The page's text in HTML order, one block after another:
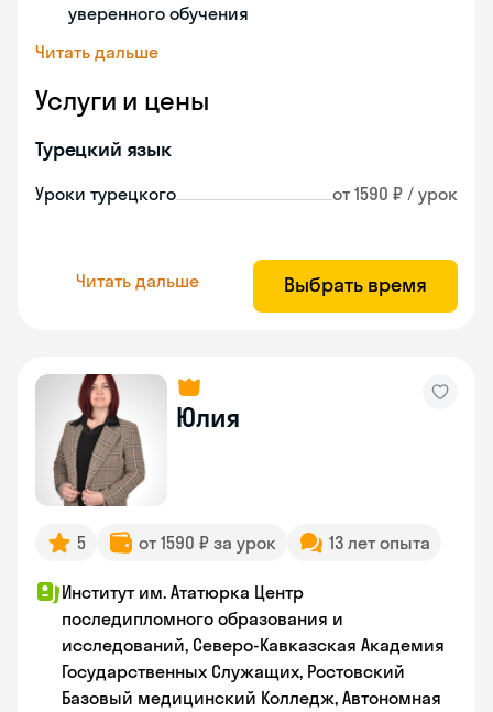
уверенного обучения
Читать дальше
Услуги и цены
Турецкий язык
Уроки турецкого от 1590 ₽ / урок
Читать дальше Выбрать время
Юлия
5 от 1590 ₽ за урок 13 лет опыта
Институт им. Ататюрка Центр
последипломного образования и
исследований, Северо-Кавказская Академия
Государственных Служащих, Ростовский
Базовый медицинский Колледж, Автономная